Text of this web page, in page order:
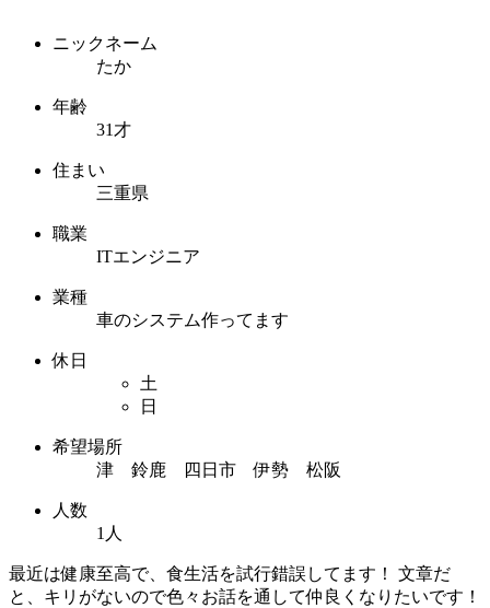
ニックネーム
たか
年齢
31才
住まい
三重県
職業
ITエンジニア
業種
車のシステム作ってます
休日
土
日
希望場所
津 鈴鹿 四日市 伊勢 松阪
人数
1人
最近は健康至高で、食生活を試行錯誤してます！ 文章だ
と、キリがないので色々お話を通して仲良くなりたいです！